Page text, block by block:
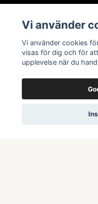
Vi använder
Vi använder cookies
visas för dig och för
upplevelse när du